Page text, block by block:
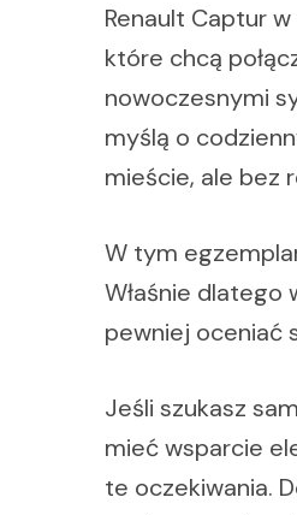
Renault Captur
które chcą
nowoczesnymi
myślą o
mieście, ale bez
W tym
Właśnie dlatego
pewniej oceniać
Jeśli szukasz
mieć wsparcie
te oczekiwania.